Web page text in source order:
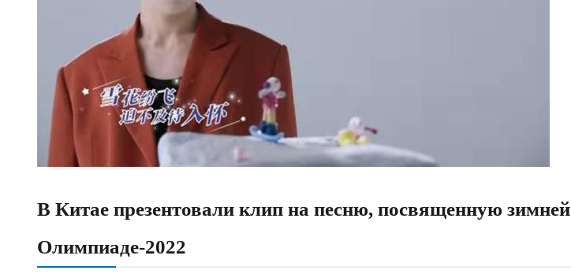
В Китае презентовали клип на песню, посвященную зимней
Олимпиаде-2022